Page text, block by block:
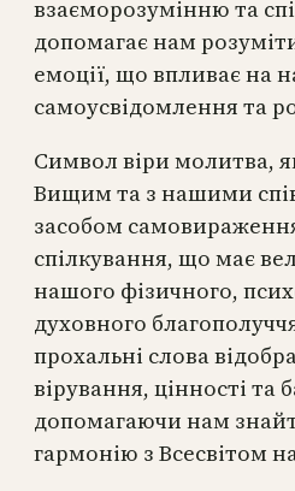
взаєморозумінню та
допомагає нам
емоції, що впливає на
самоусвідомлення та
Символ віри молитва,
Вищим та з нашими
засобом
спілкування, що має
нашого фізичного,
духовного
прохальні слова
вірування, цінності та
допомагаючи нам
гармонію з Всесвітом